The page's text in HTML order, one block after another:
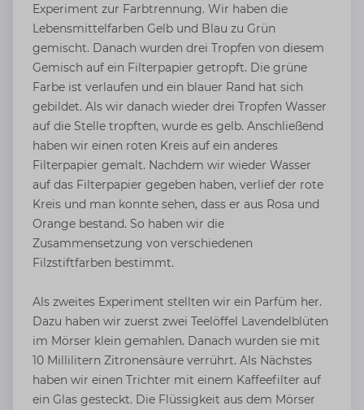
Experiment zur Farbtrennung. Wir haben die
Lebensmittelfarben Gelb und Blau zu Grün
gemischt. Danach wurden drei Tropfen von diesem
Gemisch auf ein Filterpapier getropft. Die grüne
Farbe ist verlaufen und ein blauer Rand hat sich
gebildet. Als wir danach wieder drei Tropfen Wasser
auf die Stelle tropften, wurde es gelb. Anschließend
haben wir einen roten Kreis auf ein anderes
Filterpapier gemalt. Nachdem wir wieder Wasser
auf das Filterpapier gegeben haben, verlief der rote
Kreis und man konnte sehen, dass er aus Rosa und
Orange bestand. So haben wir die
Zusammensetzung von verschiedenen
Filzstiftfarben bestimmt.
Als zweites Experiment stellten wir ein Parfüm her.
Dazu haben wir zuerst zwei Teelöffel Lavendelblüten
im Mörser klein gemahlen. Danach wurden sie mit
10 Millilitern Zitronensäure verrührt. Als Nächstes
haben wir einen Trichter mit einem Kaffeefilter auf
ein Glas gesteckt. Die Flüssigkeit aus dem Mörser